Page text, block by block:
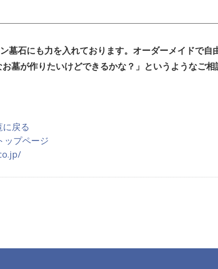
墓石にも力を入れております。オーダーメイドで
墓が作りたいけどできるかな？」というようなご
戻る
プページ